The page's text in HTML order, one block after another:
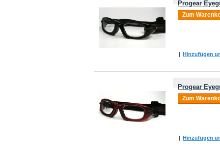
Progear
Zum
| Hinzufügen
Progear
Zum
| Hinzufügen